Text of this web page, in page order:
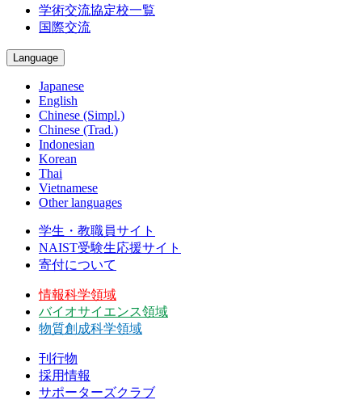
学術交流協定校一覧
国際交流
Language
Japanese
English
Chinese (Simpl.)
Chinese (Trad.)
Indonesian
Korean
Thai
Vietnamese
Other languages
学生・教職員サイト
NAIST受験生応援サイト
寄付について
情報科学領域
バイオサイエンス領域
物質創成科学領域
刊行物
採用情報
サポーターズクラブ